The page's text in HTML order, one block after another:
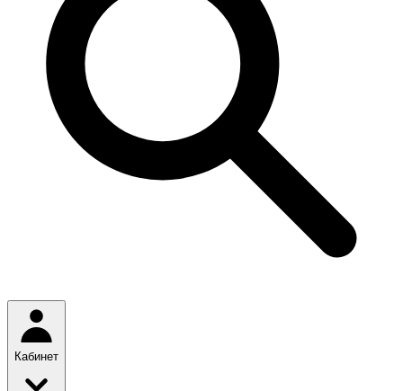
Кабинет